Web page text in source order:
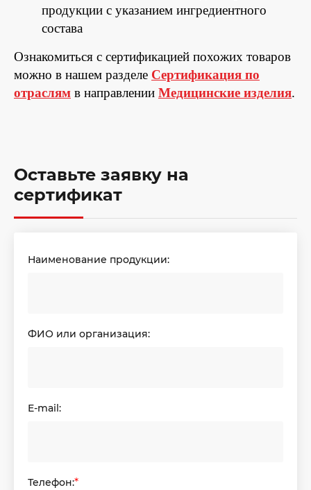
продукции с указанием ингредиентного
состава
Ознакомиться с сертификацией похожих товаров
можно в нашем разделе Сертификация по
отраслям в направлении Медицинские изделия.
Оставьте заявку на
сертификат
Наименование продукции:
ФИО или организация:
E-mail:
Телефон:*